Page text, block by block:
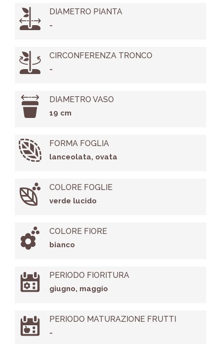
DIAMETRO PIANTA
-
CIRCONFERENZA TRONCO
-
DIAMETRO VASO
19 cm
FORMA FOGLIA
lanceolata, ovata
COLORE FOGLIE
verde lucido
COLORE FIORE
bianco
PERIODO FIORITURA
giugno, maggio
PERIODO MATURAZIONE FRUTTI
-